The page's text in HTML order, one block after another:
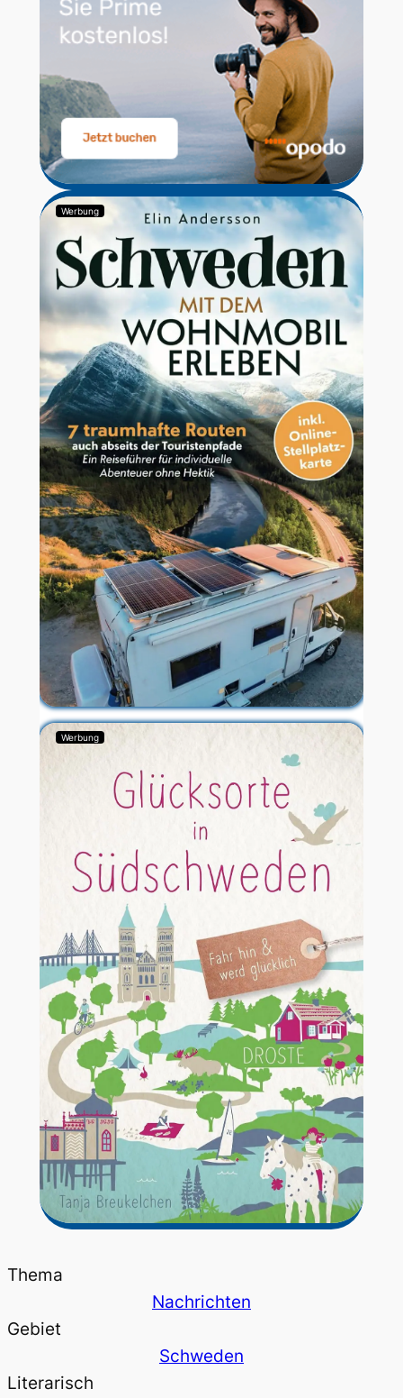
Werbung
Werbung
Thema
Nachrichten
Gebiet
Schweden
Literarisch